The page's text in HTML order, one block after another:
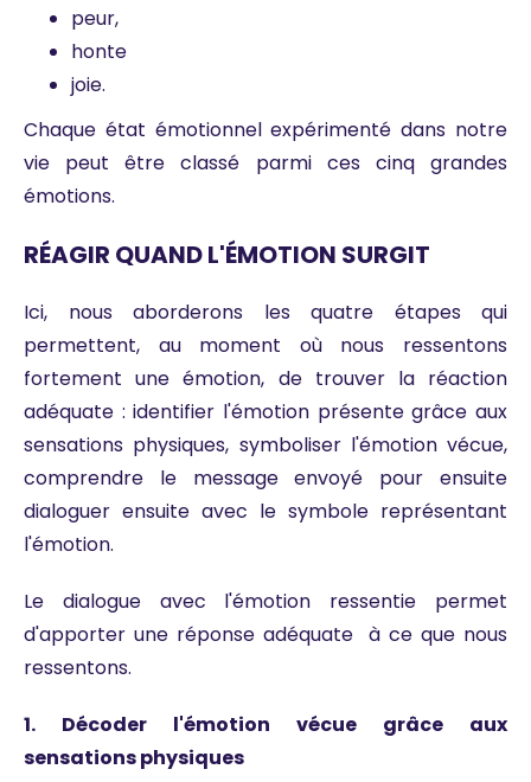
peur,
honte
joie.
Chaque état émotionnel expérimenté dans notre
vie peut être classé parmi ces cinq grandes
émotions.
RÉAGIR QUAND L'ÉMOTION SURGIT
Ici, nous aborderons les quatre étapes qui
permettent, au moment où nous ressentons
fortement une émotion, de trouver la réaction
adéquate : identifier l'émotion présente grâce aux
sensations physiques, symboliser l'émotion vécue,
comprendre le message envoyé pour ensuite
dialoguer ensuite avec le symbole représentant
l'émotion.
Le dialogue avec l'émotion ressentie permet
d'apporter une réponse adéquate à ce que nous
ressentons.
1. Décoder l'émotion vécue grâce aux
sensations physiques